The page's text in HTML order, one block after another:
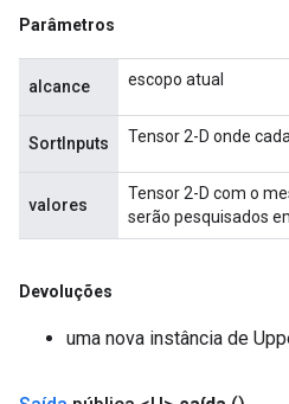
Parâmetros
alcance escopo atual
SortInputs Tensor 2-D onde
valores
Tensor 2-D com o
serão pesquisados
Devoluções
uma nova instância de